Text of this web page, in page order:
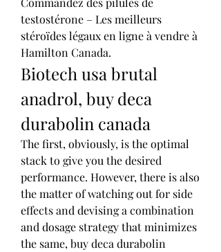
testostérone – Les meilleurs
stéroïdes légaux en ligne à vendre à
Hamilton Canada.
Biotech usa brutal
anadrol, buy deca
durabolin canada
The first, obviously, is the optimal
stack to give you the desired
performance. However, there is also
the matter of watching out for side
effects and devising a combination
and dosage strategy that minimizes
the same, buy deca durabolin